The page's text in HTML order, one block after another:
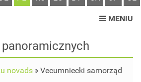
MENIU
novads
Vecumniecki samorząd